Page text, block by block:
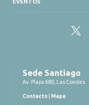
Twitter
Sede Santiago
Av. Plaza 680, Las Condes
Contacto Mapa